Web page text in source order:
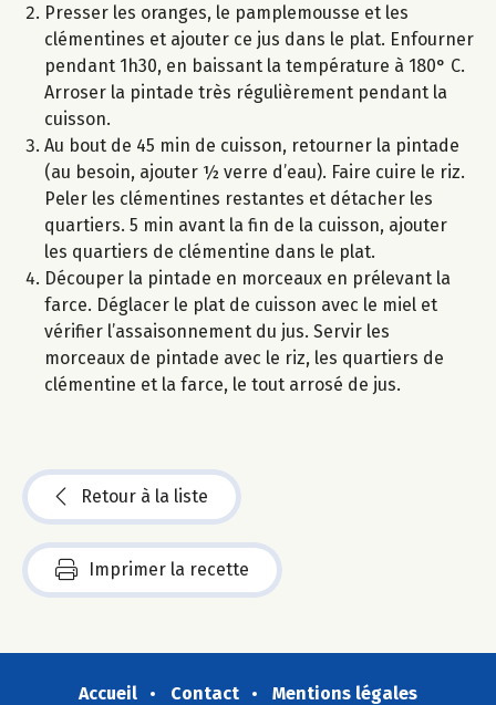
Presser les oranges, le pamplemousse et les
clémentines et ajouter ce jus dans le plat. Enfourner
pendant 1h30, en baissant la température à 180° C.
Arroser la pintade très régulièrement pendant la
cuisson.
Au bout de 45 min de cuisson, retourner la pintade
(au besoin, ajouter ½ verre d’eau). Faire cuire le riz.
Peler les clémentines restantes et détacher les
quartiers. 5 min avant la fin de la cuisson, ajouter
les quartiers de clémentine dans le plat.
Découper la pintade en morceaux en prélevant la
farce. Déglacer le plat de cuisson avec le miel et
vérifier l’assaisonnement du jus. Servir les
morceaux de pintade avec le riz, les quartiers de
clémentine et la farce, le tout arrosé de jus.
Retour à la liste
Imprimer la recette
Accueil Contact
Mentions légales